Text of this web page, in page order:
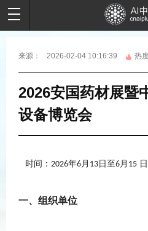
来源： 2026-02-04 10:16:39 热
2026安国药材展暨
设备博览会
时间： 2026年6月 13 日至6月 15 日
一、组织单位